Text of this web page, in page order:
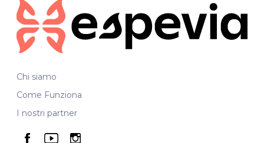
Chi siamo
Come Funziona
I nostri partner
seguici su facebook
seguici su youtube
seguici su instagram